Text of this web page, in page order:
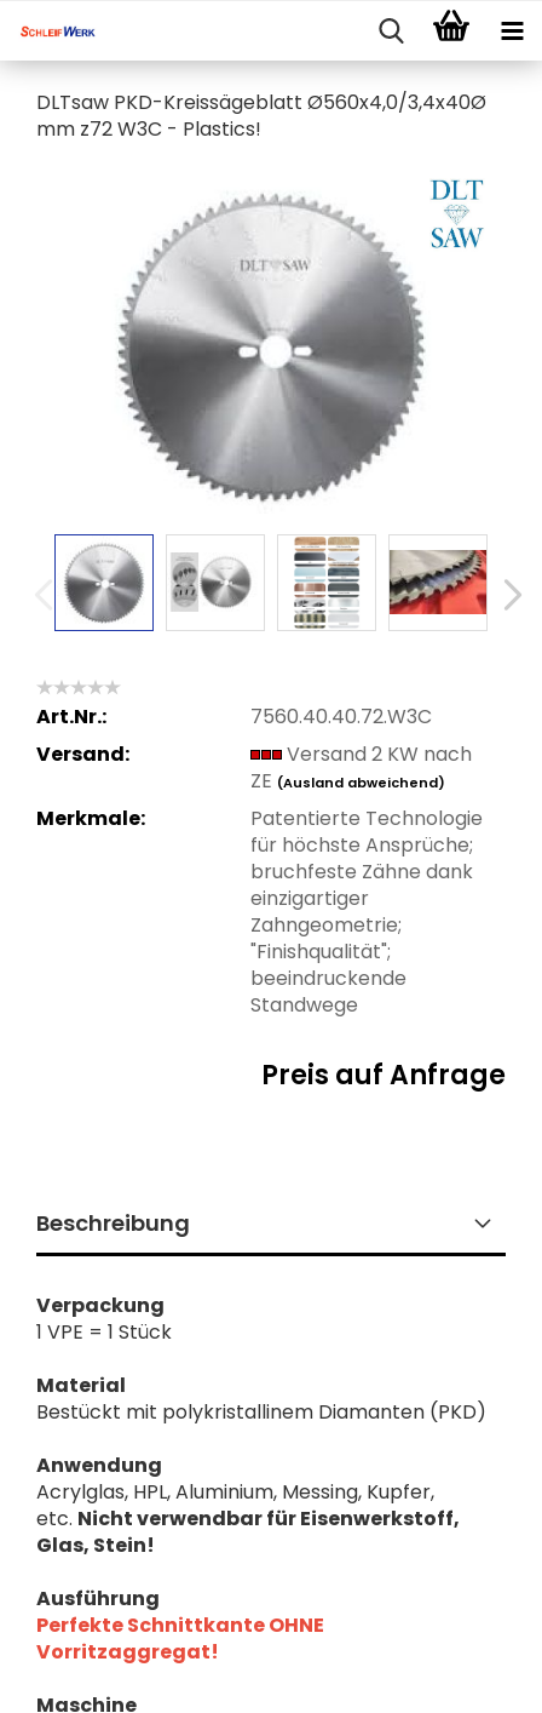
DLTsaw PKD-Kreissägeblatt Ø560x4,0/3,4x40Ø
mm z72 W3C - Plastics!
Art.Nr.:
7560.40.40.72.W3C
Versand:
Versand 2 KW nach
ZE (Ausland abweichend)
Merkmale:
Patentierte Technologie
für höchste Ansprüche;
bruchfeste Zähne dank
einzigartiger
Zahngeometrie;
"Finishqualität";
beeindruckende
Standwege
Preis auf Anfrage
Beschreibung
Verpackung
1 VPE = 1 Stück
Material
Bestückt mit polykristallinem Diamanten (PKD)
Anwendung
Acrylglas, HPL, Aluminium, Messing, Kupfer,
etc. Nicht verwendbar für Eisenwerkstoff,
Glas, Stein!
Ausführung
Perfekte Schnittkante OHNE
Vorritzaggregat!
Maschine